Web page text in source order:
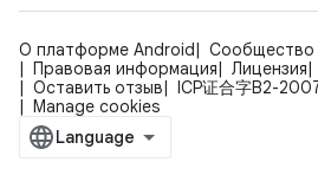
О платформе Android
Сообщество
Правовая информация
Лицензия
Оставить отзыв
ICP证合字B2-
Manage cookies